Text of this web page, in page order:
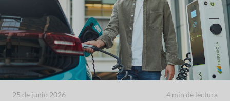
25 de junio 2026 4 min de lectura